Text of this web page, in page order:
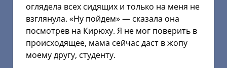
оглядела всех сидящих и только на меня не
взглянула. «Ну пойдем» — сказала она
посмотрев на Кирюху. Я не мог поверить в
происходящее, мама сейчас даст в жопу
моему другу, студенту.